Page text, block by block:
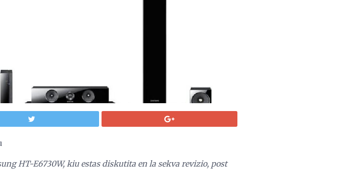
HT-E6730W, kiu estas diskutita en la sekva revizio, post